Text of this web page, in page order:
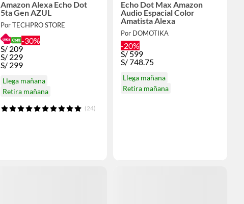
Amazon Alexa Echo Dot
5ta Gen AZUL
Por TECHPRO STORE
-30%
S/ 209
S/ 229
S/ 299
Llega mañana
Retira mañana
(24)
Echo Dot Max Amazon
Audio Espacial Color
Amatista Alexa
Por DOMOTIKA
-20%
S/ 599
S/748.75
Llega mañana
Retira mañana